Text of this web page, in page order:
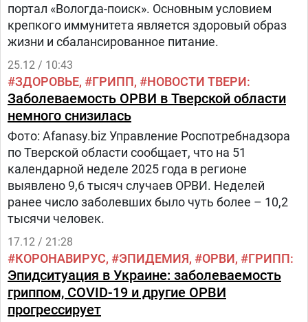
портал «Вологда-поиск». Основным условием
крепкого иммунитета является здоровый образ
жизни и сбалансированное питание.
25.12 / 10:43
ЗДОРОВЬЕ ГРИПП НОВОСТИ ТВЕРИ
Заболеваемость ОРВИ в Тверской области
немного снизилась
Фото: Afanasy.biz Управление Роспотребнадзора
по Тверской области сообщает, что на 51
календарной неделе 2025 года в регионе
выявлено 9,6 тысяч случаев ОРВИ. Неделей
ранее число заболевших было чуть более – 10,2
тысячи человек.
17.12 / 21:28
КОРОНАВИРУС ЭПИДЕМИЯ ОРВИ ГРИПП
Эпидситуация в Украине: заболеваемость
гриппом, COVID-19 и другие ОРВИ
прогрессирует